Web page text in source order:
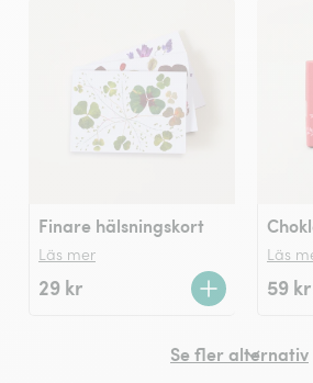
Finare hälsningskort
Läs mer
29 kr
Läs
59 kr
Se fler alternativ